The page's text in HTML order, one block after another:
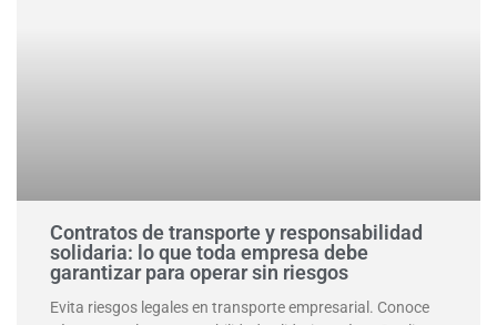
Contratos de transporte y responsabilidad
solidaria: lo que toda empresa debe
garantizar para operar sin riesgos
Evita riesgos legales en transporte empresarial. Conoce